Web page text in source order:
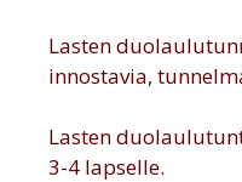
Lasten
innostavia,
Lasten
3-4 lapselle.